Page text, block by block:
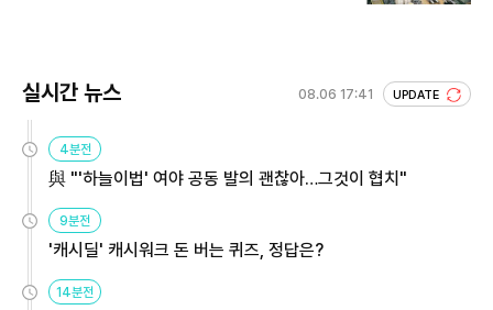
실시간 뉴스 08.06 17:41 UPDATE
4분전
與 "'하늘이법' 여야 공동 발의 괜찮아…그것이 협치"
9분전
'캐시딜' 캐시워크 돈 버는 퀴즈, 정답은?
14분전